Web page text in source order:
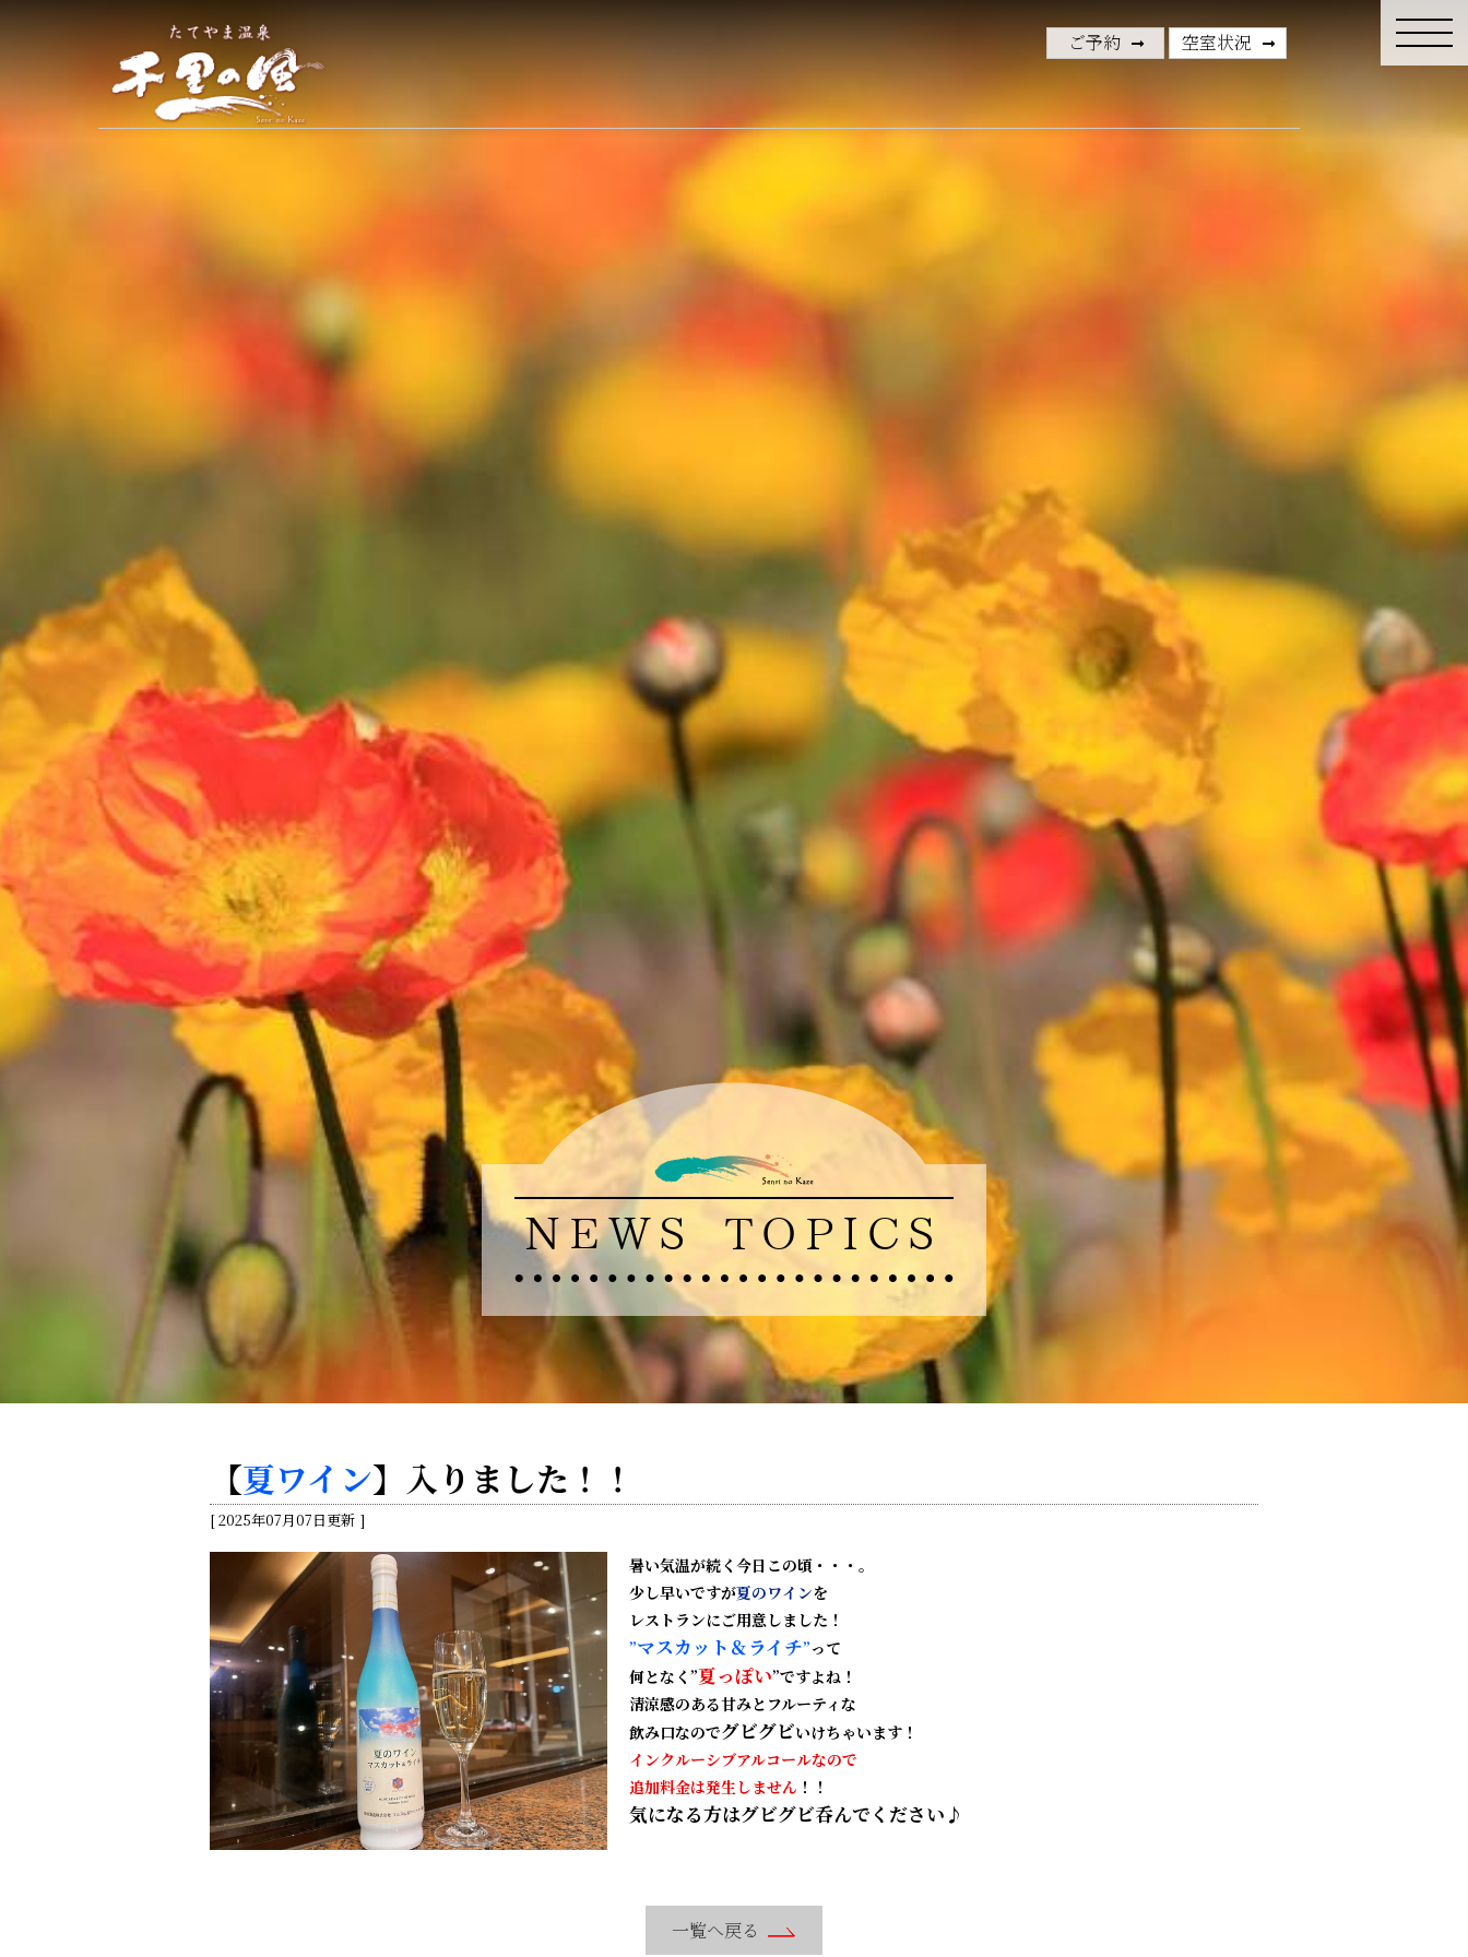
ご予約 空室状況
NEWS TOPICS
【夏ワイン】入りました！！
2025年07月07日更新
暑い気温が続く今日この頃・・・。
少し早いですが夏のワインを
レストランにご用意しました！
”マスカット＆ライチ”って
何となく”夏っぽい”ですよね！
清涼感のある甘みとフルーティな
飲み口なのでグビグビいけちゃいます！
インクルーシブアルコールなので
追加料金は発生しません ！！
気になる方はグビグビ呑んでください♪
一覧へ戻る